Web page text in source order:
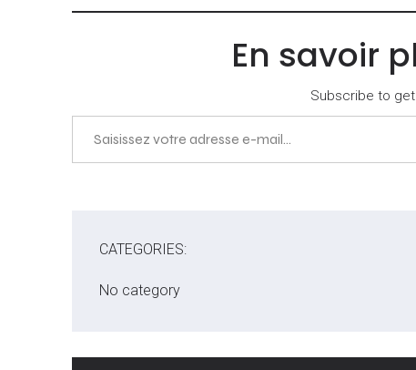
En savoir
Subscribe to
Saisissez votre adresse e-mail…
CATEGORIES:
No category